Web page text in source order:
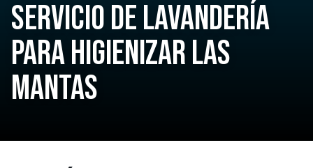
SERVICIO DE LAVANDERÍA
PARA HIGIENIZAR LAS
MANTAS